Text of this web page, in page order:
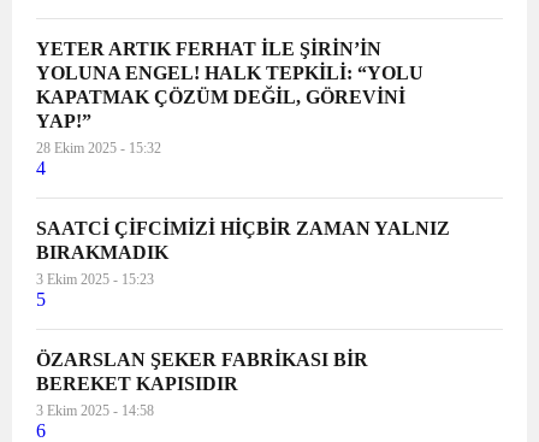
YETER ARTIK FERHAT İLE ŞİRİN’İN
YOLUNA ENGEL! HALK TEPKİLİ: “YOLU
KAPATMAK ÇÖZÜM DEĞİL, GÖREVİNİ
YAP!”
28 Ekim 2025 - 15:32
4
SAATCİ ÇİFCİMİZİ HİÇBİR ZAMAN YALNIZ
BIRAKMADIK
3 Ekim 2025 - 15:23
5
ÖZARSLAN ŞEKER FABRİKASI BİR
BEREKET KAPISIDIR
3 Ekim 2025 - 14:58
6